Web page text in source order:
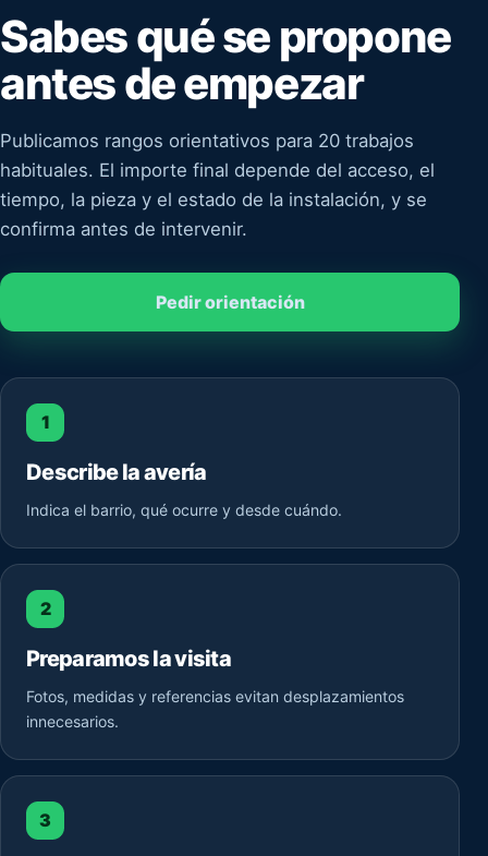
Sabes qué se propone
antes de empezar
Publicamos rangos orientativos para 20 trabajos
habituales. El importe final depende del acceso, el
tiempo, la pieza y el estado de la instalación, y se
confirma antes de intervenir.
Pedir orientación
1
Describe la avería
Indica el barrio, qué ocurre y desde cuándo.
2
Preparamos la visita
Fotos, medidas y referencias evitan desplazamientos
innecesarios.
3